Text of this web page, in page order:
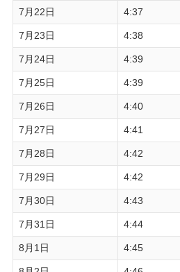
7月22日 4:37
7月23日 4:38
7月24日 4:39
7月25日 4:39
7月26日 4:40
7月27日 4:41
7月28日 4:42
7月29日 4:42
7月30日 4:43
7月31日 4:44
8月1日 4:45